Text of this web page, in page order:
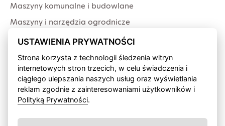
Maszyny komunalne i budowlane
Maszyny i narzędzia ogrodnicze
Producenci
USŁUGI
Serwis
Produkcja przewodów
Finansowanie fabryczne
Wypożyczalnia sprzętu
USTAWIENIA PRYWATNOŚCI
Strona korzysta z technologii śledzenia witryn
internetowych stron trzecich, w celu świadczenia i
ciągłego ulepszania naszych usług oraz wyświetlania
reklam zgodnie z zainteresowaniami użytkowników i
Polityką Prywatności.